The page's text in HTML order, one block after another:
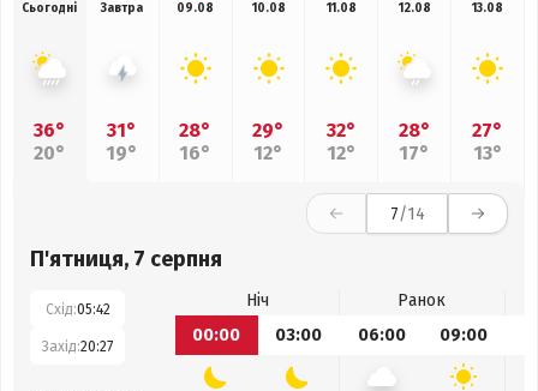
Сьогодні
36°
20°
Завтра
31°
19°
09.08
28°
16°
10.08
29°
12°
11.08
32°
12°
12.08
28°
17°
13.08
27°
13°
7/14
П'ятниця, 7 серпня
Схід:05:42
Захід:20:27
Ніч
Ранок
00:00
03:00 06:00 09:00